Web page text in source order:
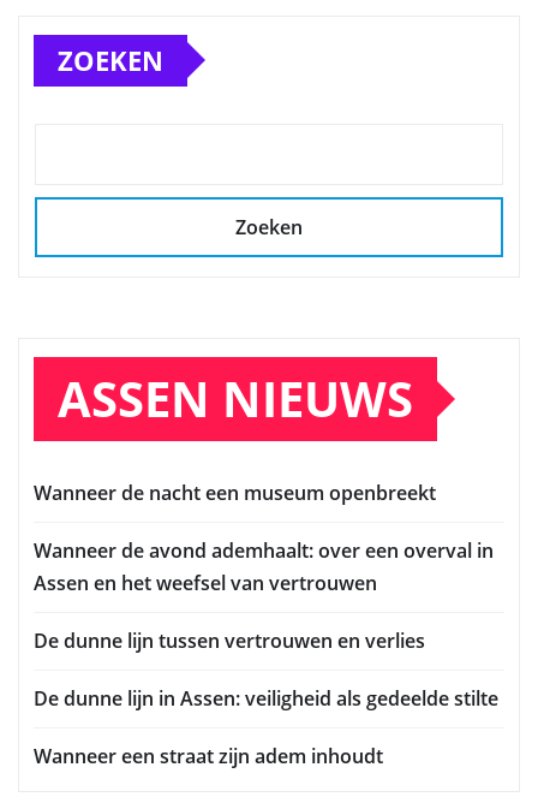
ZOEKEN
Zoeken
ASSEN NIEUWS
Wanneer de nacht een museum openbreekt
Wanneer de avond ademhaalt: over een overval in
Assen en het weefsel van vertrouwen
De dunne lijn tussen vertrouwen en verlies
De dunne lijn in Assen: veiligheid als gedeelde stilte
Wanneer een straat zijn adem inhoudt